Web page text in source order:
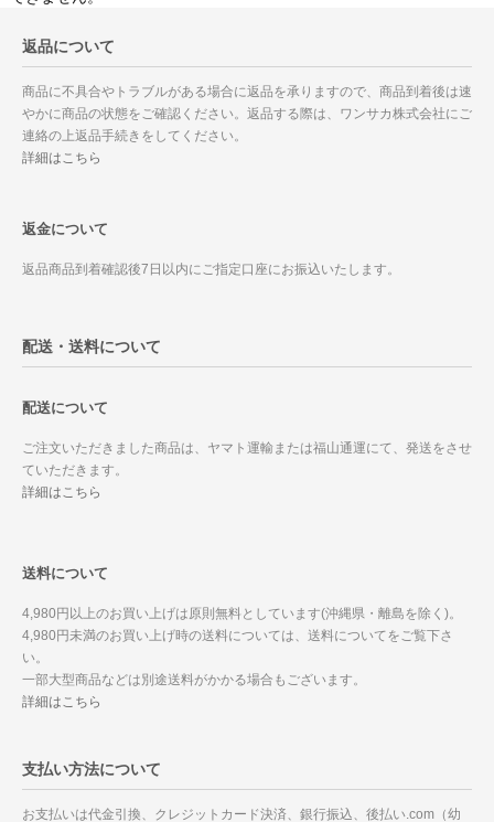
返品について
商品に不具合やトラブルがある場合に返品を承りますので、商品到着後は速
やかに商品の状態をご確認ください。返品する際は、ワンサカ株式会社にご
連絡の上返品手続きをしてください。
詳細はこちら
返金について
返品商品到着確認後7日以内にご指定口座にお振込いたします。
配送・送料について
配送について
ご注文いただきました商品は、ヤマト運輸または福山通運にて、発送をさせ
ていただきます。
詳細はこちら
送料について
4,980円以上のお買い上げは原則無料としています(沖縄県・離島を除く)。
4,980円未満のお買い上げ時の送料については、送料についてをご覧下さ
い。
一部大型商品などは別途送料がかかる場合もございます。
詳細はこちら
支払い方法について
お支払いは代金引換、クレジットカード決済、銀行振込、後払い.com（幼